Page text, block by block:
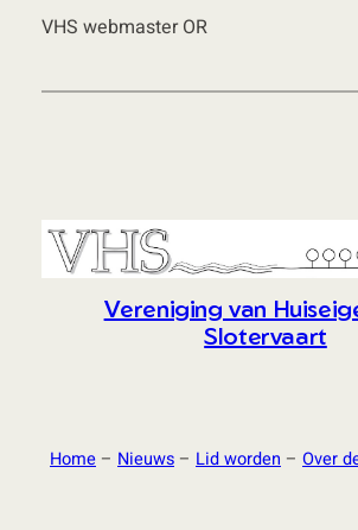
VHS webmaster OR
Vereniging van
Slotervaart
Home – Nieuws – Lid worden – Over